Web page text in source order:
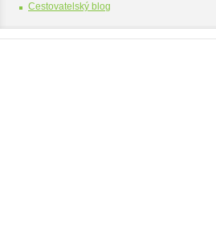
Cestovatelský blog